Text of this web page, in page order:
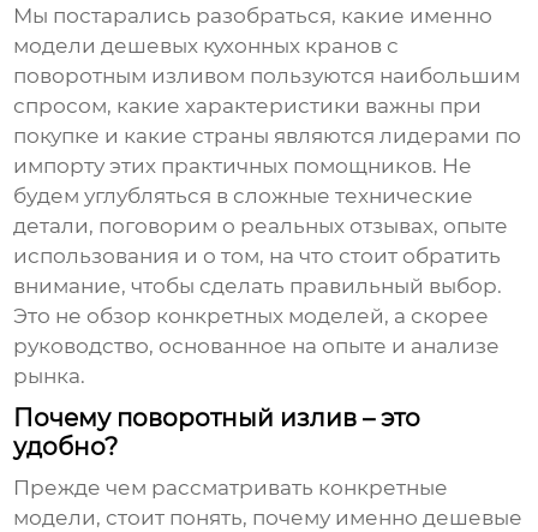
Мы постарались разобраться, какие именно
моделидешевых кухонных кранов с
поворотным изливом пользуются наибольшим
спросом, какие характеристики важны при
покупке и какие страны являются лидерами по
импорту этих практичных помощников. Не
будем углубляться в сложные технические
детали, поговорим о реальных отзывах, опыте
использования и о том, на что стоит обратить
внимание, чтобы сделать правильный выбор.
Это не обзор конкретных моделей, а скорее
руководство, основанное на опыте и анализе
рынка.
Почему поворотный излив – это
удобно?
Прежде чем рассматривать конкретные
модели, стоит понять, почему именнодешевые